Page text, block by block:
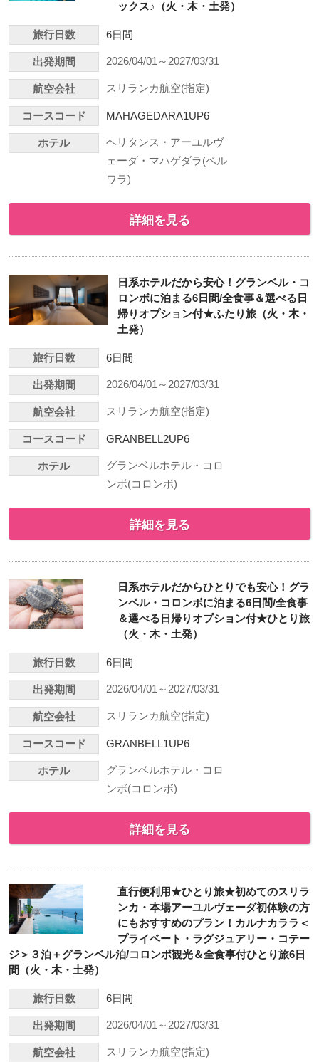
ックス♪（火・木・土発）
旅行日数 6日間
出発期間 2026/04/01～2027/03/31
航空会社 スリランカ航空(指定)
コースコード MAHAGEDARA1UP6
ホテル
ヘリタンス・アーユルヴ
ェーダ・マハゲダラ(ベル
ワラ)
詳細を見る
日系ホテルだから安心！グランベル・コ
ロンボに泊まる6日間/全食事＆選べる日
帰りオプション付★ふたり旅（火・木・
土発）
旅行日数 6日間
出発期間 2026/04/01～2027/03/31
航空会社 スリランカ航空(指定)
コースコード GRANBELL2UP6
ホテル
グランベルホテル・コロ
ンボ(コロンボ)
詳細を見る
日系ホテルだからひとりでも安心！グラ
ンベル・コロンボに泊まる6日間/全食事
＆選べる日帰りオプション付★ひとり旅
（火・木・土発）
旅行日数 6日間
出発期間 2026/04/01～2027/03/31
航空会社 スリランカ航空(指定)
コースコード GRANBELL1UP6
ホテル
グランベルホテル・コロ
ンボ(コロンボ)
詳細を見る
直行便利用★ひとり旅★初めてのスリラ
ンカ・本場アーユルヴェーダ初体験の方
にもおすすめのプラン！カルナカララ＜
プライベート・ラグジュアリー・コテー
ジ＞３泊＋グランベル泊/コロンボ観光＆全食事付ひとり旅6日
間（火・木・土発）
旅行日数 6日間
出発期間 2026/04/01～2027/03/31
航空会社 スリランカ航空(指定)